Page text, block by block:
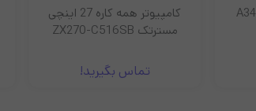
کامپیوتر همه کاره 27 اینچی
مسترتک ZX270-C516SB
تماس بگیرید!